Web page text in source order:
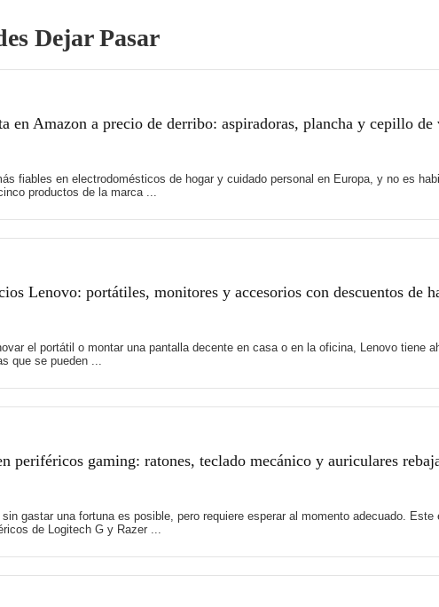
Dejar Pasar
en Amazon a precio de derribo: aspiradoras, plancha y cepillo de
fiables en electrodomésticos de hogar y cuidado personal en Europa, y no es
productos de la marca ...
Lenovo: portátiles, monitores y accesorios con descuentos de
el portátil o montar una pantalla decente en casa o en la oficina, Lenovo tiene
que se pueden ...
periféricos gaming: ratones, teclado mecánico y auriculares
gastar una fortuna es posible, pero requiere esperar al momento adecuado.
de Logitech G y Razer ...